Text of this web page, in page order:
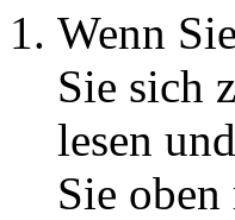
Wenn
Sie sich
lesen
Sie